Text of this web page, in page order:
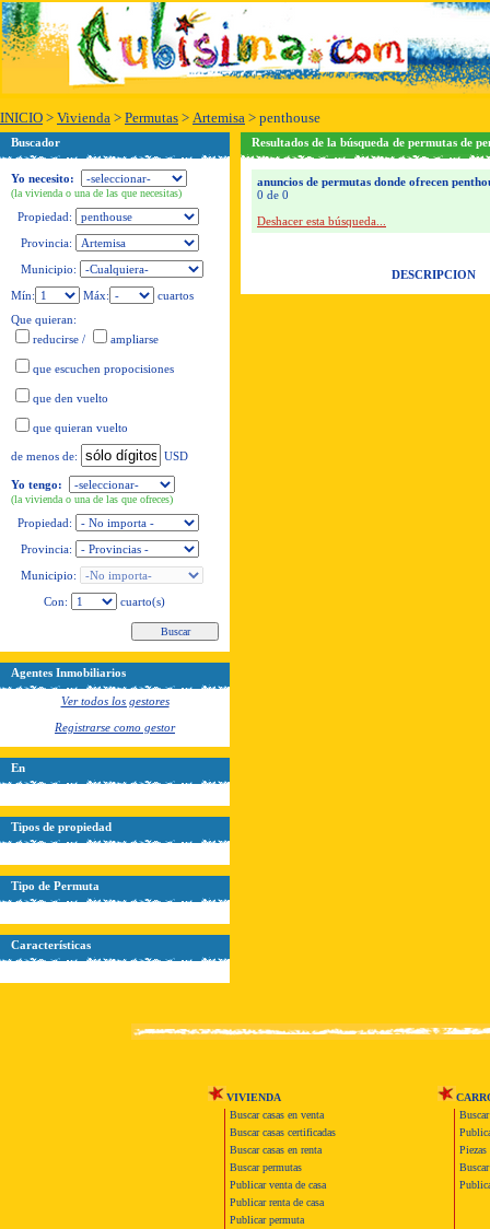
INICIO > Vivienda > Permutas > Artemisa > penthouse
Buscador
Yo necesito:
(la vivienda o una de las que necesitas)
Propiedad:
Provincia:
Municipio:
Mín:
Máx:
cuartos
Que quieran:
reducirse / ampliarse
que escuchen propocisiones
que den vuelto
que quieran vuelto
de menos de: USD
Yo tengo:
(la vivienda o una de las que ofreces)
Propiedad:
Provincia:
Municipio:
Con:
cuarto(s)
Agentes Inmobiliarios
Ver todos los gestores
Registrarse como gestor
En
Tipos de propiedad
Tipo de Permuta
Características
Resultados de la búsqueda de permutas de
anuncios de permutas donde ofrecen
0 de 0
Deshacer esta búsqueda...
DESCRIPCION
VIVIENDA
Buscar casas en venta
Buscar casas certificadas
Buscar casas en renta
Buscar permutas
Publicar venta de casa
Publicar renta de casa
Publicar permuta
Piezas